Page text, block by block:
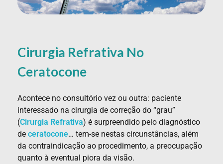
Cirurgia Refrativa No
Ceratocone
Acontece no consultório vez ou outra: paciente
interessado na cirurgia de correção do “grau”
(Cirurgia Refrativa) é surpreendido pelo diagnóstico
de ceratocone… tem-se nestas circunstâncias, além
da contraindicação ao procedimento, a preocupação
quanto à eventual piora da visão.